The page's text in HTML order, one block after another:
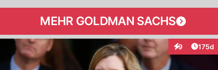
MEHR GOLDMAN SACHS
9
Interaktionen
175d